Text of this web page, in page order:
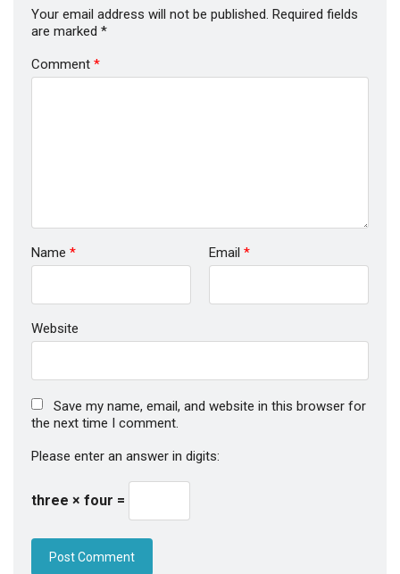
Your email address will not be published. Required fields
are marked *
Comment *
Name * Email *
Website
Save my name, email, and website in this browser for
the next time I comment.
Please enter an answer in digits:
three × four =